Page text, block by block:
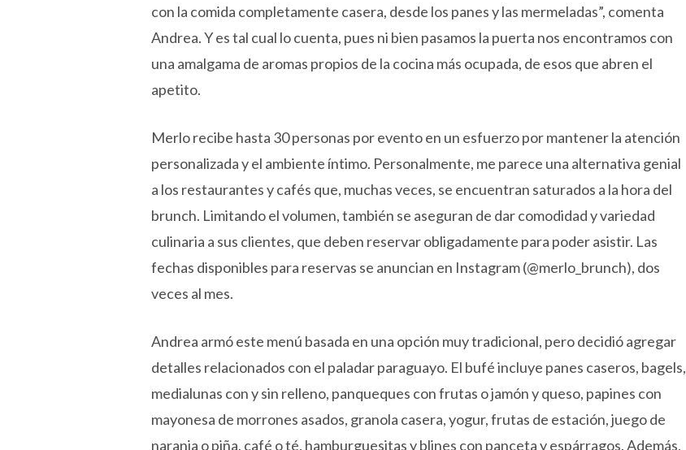
con la comida completamente casera, desde los panes y las mermeladas”, comenta
Andrea. Y es tal cual lo cuenta, pues ni bien pasamos la puerta nos encontramos con
una amalgama de aromas propios de la cocina más ocupada, de esos que abren el
apetito.
Merlo recibe hasta 30 personas por evento en un esfuerzo por mantener la atención
personalizada y el ambiente íntimo. Personalmente, me parece una alternativa genial
a los restaurantes y cafés que, muchas veces, se encuentran saturados a la hora del
brunch. Limitando el volumen, también se aseguran de dar comodidad y variedad
culinaria a sus clientes, que deben reservar obligadamente para poder asistir. Las
fechas disponibles para reservas se anuncian en Instagram (@merlo_brunch), dos
veces al mes.
Andrea armó este menú basada en una opción muy tradicional, pero decidió agregar
detalles relacionados con el paladar paraguayo. El bufé incluye panes caseros, bagels,
medialunas con y sin relleno, panqueques con frutas o jamón y queso, papines con
mayonesa de morrones asados, granola casera, yogur, frutas de estación, juego de
naranja o piña, café o té, hamburguesitas y blines con panceta y espárragos. Además,